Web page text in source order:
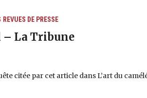
REVUES DE PRESSE
– La Tribune
citée par cet article dans L’art du